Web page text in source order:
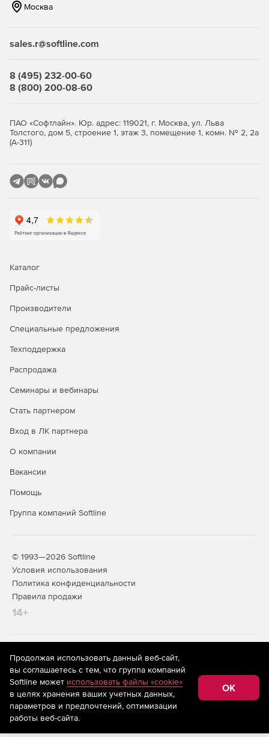
Москва
sales.r@softline.com
8 (495) 232-00-60
8 (800) 200-08-60
ПАО «Софтлайн». Юр. адрес: 119021, г. Москва, ул. Льва
Толстого, дом 5, строение 1, этаж 3, помещение 1, комн. № 2, 2а
(А-311)
Каталог
Прайс-листы
Производители
Специальные предложения
Техподдержка
Распродажа
Семинары и вебинары
Стать партнером
Вход в ЛК партнера
О компании
Вакансии
Помощь
Группа компаний Softline
© 1993—2026 Softline
Условия использования
Политика конфиденциальности
Правила продажи
14+
На информационном ресурсе store.softline.ru применяются
рекомендательные технологии
(информационные технологии
предоставления информации на основе сбора,
систематизации и анализа сведений, относящихся к
предпочтениям пользователей сети «Интернет»,
находящихся на территории Российской Федерации)
Продолжая использовать данный веб-сайт,
вы соглашаетесь с тем, что группа компаний
Softline может использовать файлы «cookie»
в целях хранения ваших учетных данных,
параметров и предпочтений, оптимизации
работы веб-сайта.
OK